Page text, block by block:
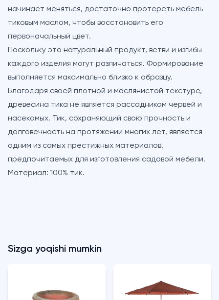
начинает меняться, достаточно протереть мебель
тиковым маслом, чтобы восстановить его
первоначальный цвет.
Поскольку это натуральный продукт, ветви и изгибы
каждого изделия могут различаться. Формирование
выполняется максимально близко к образцу.
Благодаря своей плотной и маслянистой текстуре,
древесина тика не является рассадником червей и
насекомых. Тик, сохраняющий свою прочность и
долговечность на протяжении многих лет, является
одним из самых престижных материалов,
предпочитаемых для изготовления садовой мебели.
Материал: 100% тик.
Sizga yoqishi mumkin